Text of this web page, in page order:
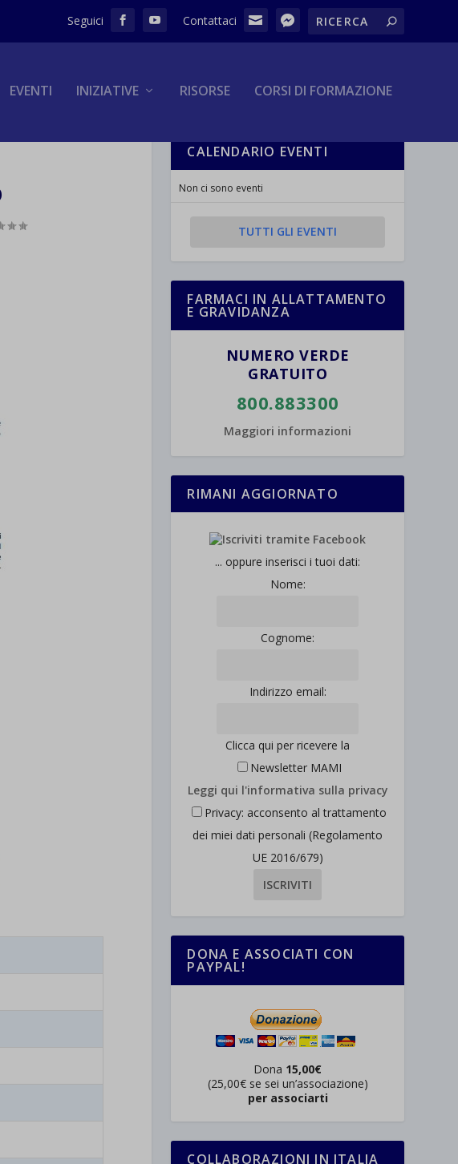
EVENTI INIZIATIVE RISORSE CORSI DI FORMAZIONE
CALENDARIO EVENTI
Non ci sono eventi
TUTTI GLI EVENTI
FARMACI IN ALLATTAMENTO
E GRAVIDANZA
NUMERO VERDE
GRATUITO
800.883300
Maggiori informazioni
RIMANI AGGIORNATO
... oppure inserisci i tuoi dati:
Nome:
Cognome:
Indirizzo email:
Clicca qui per ricevere la
Newsletter MAMI
Leggi qui l'informativa sulla privacy
Privacy: acconsento al trattamento
dei miei dati personali (Regolamento
UE 2016/679)
DONA E ASSOCIATI CON
PAYPAL!
Dona 15,00€
(25,00€ se sei un’associazione)
per associarti
COLLABORAZIONI IN ITALIA